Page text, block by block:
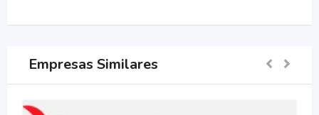
Empresas Similares